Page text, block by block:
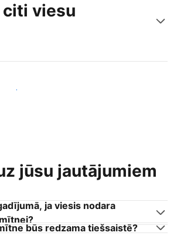
citi viesu
viesu uzņēmējiem
jūsu jautājumiem
ja viesis nodara
būs redzama tiešsaistē?